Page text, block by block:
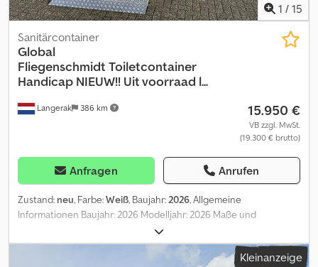
1 / 15
Langerak 386 km
Sanitärcontainer
Global
Fliegenschmidt Toiletcontainer
Handicap NIEUW!! Uit voorraad l...
15.950 €
VB zzgl. MwSt.
(19.300 € brutto)
Anfragen Anrufen
Zustand: neu, Farbe:Weiß, Baujahr:2026, Allgemeine
Informationen Baujahr: 2026 Modelljahr: 2026 Maße und
Gewichte zGG: 600 kg Abmessungen (L x B x H): 240 x 300 x 250
cm Zustand Allgemeiner Zustand: sehr gut Dedpfx Apozq Ancj
Eokr Technischer Zustand: sehr gut Optischer Zustand: sehr gut
Kleinanzeige